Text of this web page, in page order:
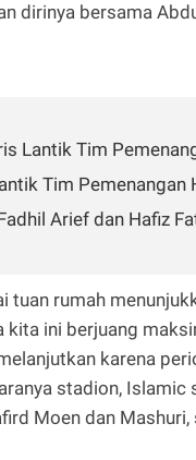
dirinya bersama
Lantik Tim
Tim Pemenangan
Arief dan Hafiz
tuan rumah
kita ini berjuang
karena
stadion,
Moen dan